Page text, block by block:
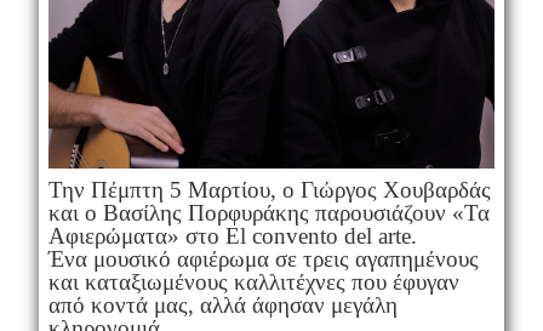
Την Πέμπτη 5 Μαρτίου, ο Γιώργος Χουβαρδάς
και ο Βασίλης Πορφυράκης παρουσιάζουν «Τα
Αφιερώματα» στο El convento del arte.
Ένα μουσικό αφιέρωμα σε τρεις αγαπημένους
και καταξιωμένους καλλιτέχνες που έφυγαν
από κοντά μας, αλλά άφησαν μεγάλη